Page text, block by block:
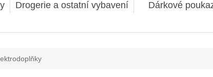
Drogerie a ostatní vybavení Dárkové